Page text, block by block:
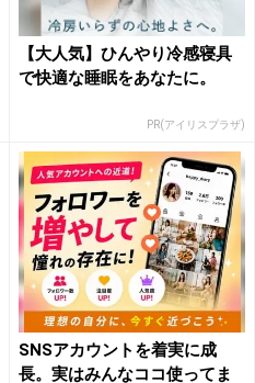
【大人気】ひんやり冷感寝具
で快適な睡眠をあなたに。
PR(アイリスプラザ)
SNSアカウントを着実に成
長。実はみんなココ使ってま